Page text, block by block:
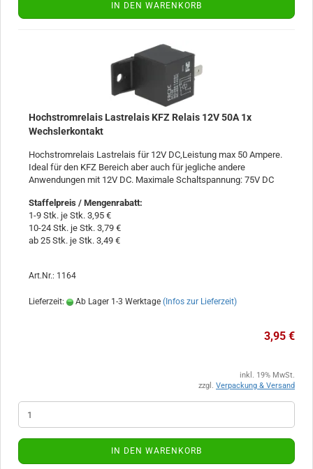
IN DEN WARENKORB
Hochstromrelais Lastrelais KFZ Relais 12V 50A 1x
Wechslerkontakt
Hochstromrelais Lastrelais für 12V DC,Leistung max 50 Ampere.
Ideal für den KFZ Bereich aber auch für jegliche andere
Anwendungen mit 12V DC. Maximale Schaltspannung: 75V DC
Staffelpreis / Mengenrabatt:
1-9 Stk. je Stk. 3,95 €
10-24 Stk. je Stk. 3,79 €
ab 25 Stk. je Stk. 3,49 €
Art.Nr.: 1164
Lieferzeit: Ab Lager 1-3 Werktage (Infos zur Lieferzeit)
3,95 €
inkl. 19% MwSt.
zzgl. Verpackung & Versand
IN DEN WARENKORB